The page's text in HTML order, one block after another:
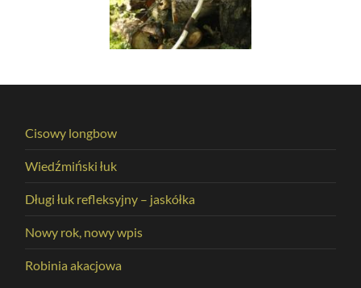
Cisowy longbow
Wiedźmiński łuk
Długi łuk refleksyjny – jaskółka
Nowy rok, nowy wpis
Robinia akacjowa